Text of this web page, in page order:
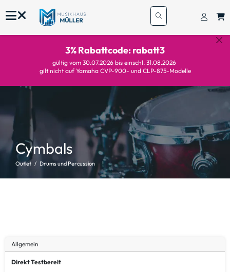
3% Rabattcode: rabatt3
gültig vom 30.07.2026 bis einschl. 31.08.2026
gilt nicht auf Yamaha CVP-900- und CLP-875-Modelle
Cymbals
Outlet Drums und Percussion
Allgemein
Direkt Testbereit